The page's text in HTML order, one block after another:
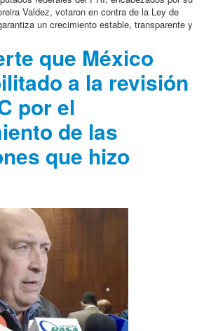
Valdez, votaron en contra de la Ley de
un crecimiento estable, transparente y
que México
a la revisión
por el
de las
que hizo